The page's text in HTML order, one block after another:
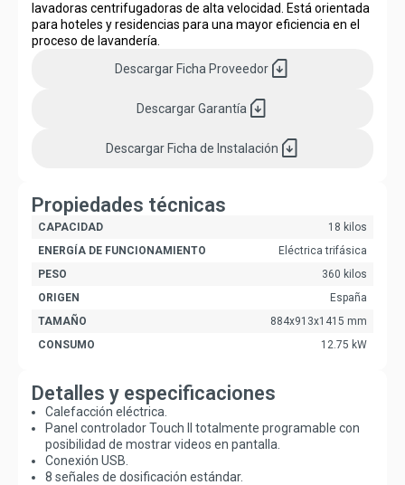
lavadoras centrifugadoras de alta velocidad. Está orientada
para hoteles y residencias para una mayor eficiencia en el
proceso de lavandería.
Descargar Ficha Proveedor sim_card_download
DescargarGarantía sim_card_download
Descargar Ficha de Instalación sim_card_download
Propiedades técnicas
CAPACIDAD
18 kilos
ENERGÍA DE FUNCIONAMIENTO
Eléctrica trifásica
PESO
360 kilos
ORIGEN
España
TAMAÑO
884x913x1415 mm
CONSUMO
12.75 kW
Detalles y especificaciones
Calefacción eléctrica.
Panel controlador Touch II totalmente programable con
posibilidad de mostrar videos en pantalla.
Conexión USB.
8 señales de dosificación estándar.